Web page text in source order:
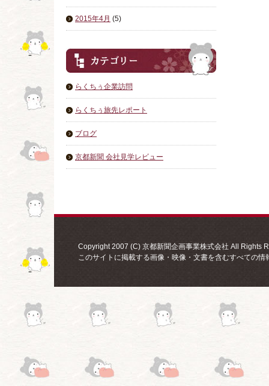
2015年4月 (5)
らくちぅ企業訪問
らくちぅ旅先レポート
ブログ
京都新聞 会社見学レビュー
Copyright 2007 (C) 京都新聞企画事業株式会社 All Rights
このサイトに掲載する画像・映像・文書を含むすべての